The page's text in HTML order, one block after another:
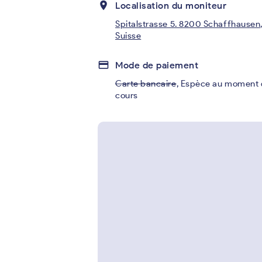
place Localisation du moniteur
Spitalstrasse 5. 8200 Schaffhausen,
Suisse
credit_card Mode de paiement
Carte bancaire, Espèce au moment
cours